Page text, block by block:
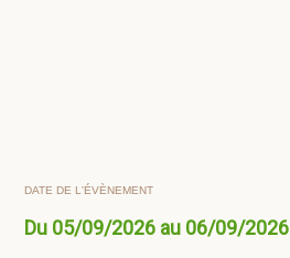
DATE DE L'ÉVÈNEMENT
Du 05/09/2026 au 06/09/2026